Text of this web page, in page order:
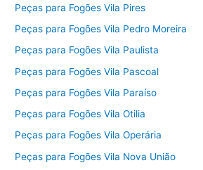
Peças para Fogões Vila Pires
Peças para Fogões Vila Pedro Moreira
Peças para Fogões Vila Paulista
Peças para Fogões Vila Pascoal
Peças para Fogões Vila Paraíso
Peças para Fogões Vila Otilia
Peças para Fogões Vila Operária
Peças para Fogões Vila Nova União